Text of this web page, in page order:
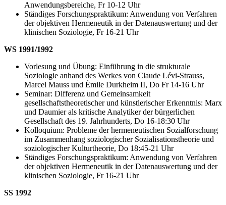
Anwendungsbereiche, Fr 10-12 Uhr
Ständiges Forschungspraktikum: Anwendung von Verfahren
der objektiven Hermeneutik in der Datenauswertung und der
klinischen Soziologie, Fr 16-21 Uhr
WS 1991/1992
Vorlesung und Übung: Einführung in die strukturale
Soziologie anhand des Werkes von Claude Lévi-Strauss,
Marcel Mauss und Émile Durkheim II, Do Fr 14-16 Uhr
Seminar: Differenz und Gemeinsamkeit
gesellschaftstheoretischer und künstlerischer Erkenntnis: Marx
und Daumier als kritische Analytiker der bürgerlichen
Gesellschaft des 19. Jahrhunderts, Do 16-18:30 Uhr
Kolloquium: Probleme der hermeneutischen Sozialforschung
im Zusammenhang soziologischer Sozialisationstheorie und
soziologischer Kulturtheorie, Do 18:45-21 Uhr
Ständiges Forschungspraktikum: Anwendung von Verfahren
der objektiven Hermeneutik in der Datenauswertung und der
klinischen Soziologie, Fr 16-21 Uhr
SS 1992